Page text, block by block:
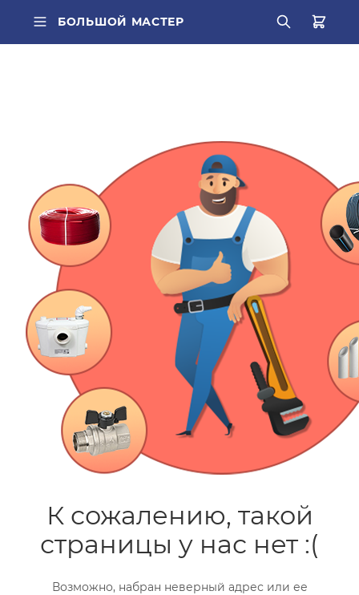
БОЛЬШОЙ МАСТЕР
О КОМПАНИИ
БРЕНДЫ
ДОСТАВКА
ОПЛАТА
ГАРАНТИЯ
СЕРТИФИКАТЫ
КОНТАКТЫ
К сожалению, такой
страницы у нас нет :(
Возможно, набран неверный адрес или ее
радиатор стальной
Кондиционер Ballu
редуктор
котел газовый Baxi
Подбор по параметрам
Не можете найти нужный товар? Наши специалисты
помогут с подбором.
ЗАКАЗАТЬ ЗВОНОК